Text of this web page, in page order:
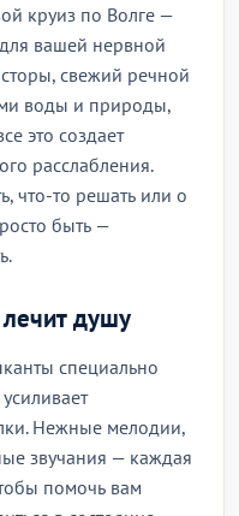
круиз по Волге —
вашей нервной
свежий речной
воды и природы,
это создает
расслабления.
что-то решать или о
быть —
душу
специально
Нежные мелодии,
звучания — каждая
помочь вам